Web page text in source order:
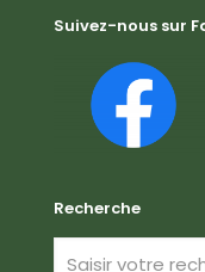
Suivez-nous sur
Recherche